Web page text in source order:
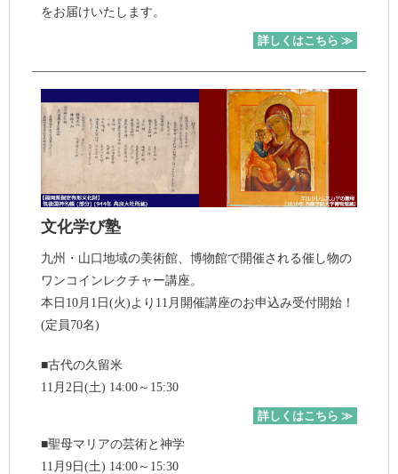
をお届けいたします。
詳しくはこちら ≫
文化学び塾
九州・山口地域の美術館、博物館で開催される催し物の
ワンコインレクチャー講座。
本日10月1日(火)より11月開催講座のお申込み受付開始！
(定員70名)
■古代の久留米
11月2日(土) 14:00～15:30
詳しくはこちら ≫
■聖母マリアの芸術と神学
11月9日(土) 14:00～15:30